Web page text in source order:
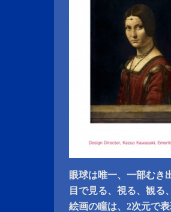
眼球は唯一、一部むき
目で見る、視る、観る
絵画の瞳は、2次元で表